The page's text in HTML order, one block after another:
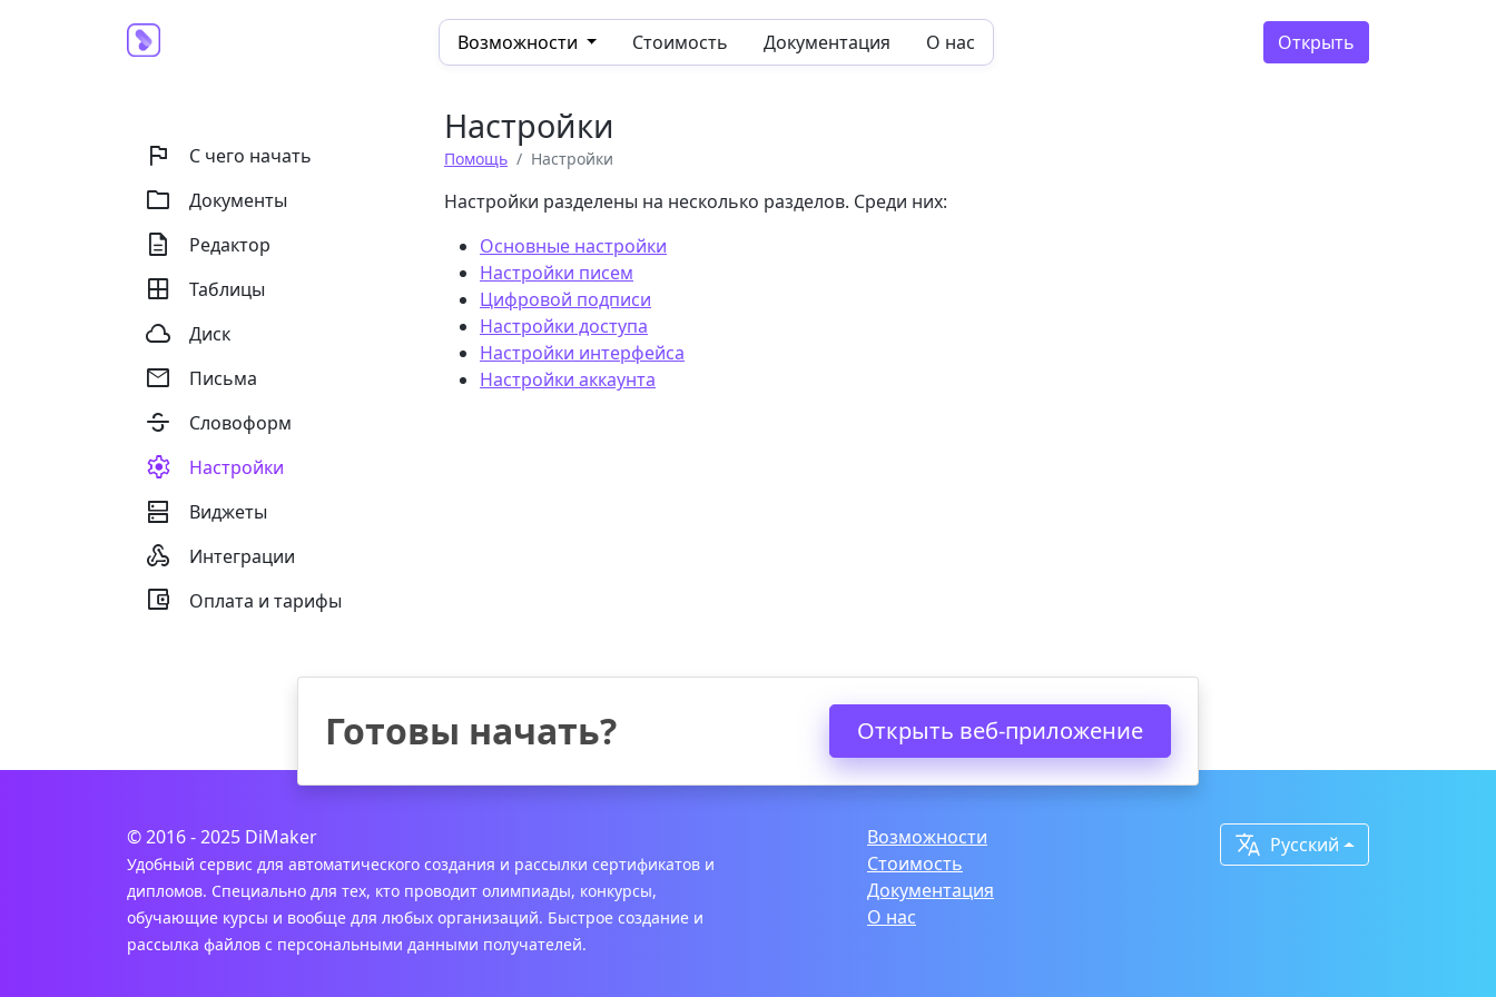
Возможности Стоимость Документация О нас Открыть
 С чего начать
 Документы
 Редактор
 Таблицы
 Диск
 Письма
 Словоформ
 Настройки
 Виджеты
 Интеграции
 Оплата и тарифы
Настройки
Помощь Настройки
Настройки разделены на несколько разделов. Среди них:
Основные настройки
Настройки писем
Цифровой подписи
Настройки доступа
Настройки интерфейса
Настройки аккаунта
Готовы начать? Открыть веб-приложение
© 2016 - 2025 DiMaker
Удобный сервис для автоматического создания и рассылки сертификатов и
дипломов. Специально для тех, кто проводит олимпиады, конкурсы,
обучающие курсы и вообще для любых организаций. Быстрое создание и
рассылка файлов с персональными данными получателей.
Возможности
Стоимость
Документация
О нас
 Русский